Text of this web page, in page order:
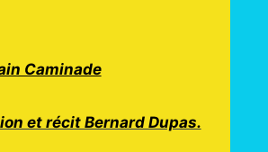
Caminade
et récit Bernard Dupas.